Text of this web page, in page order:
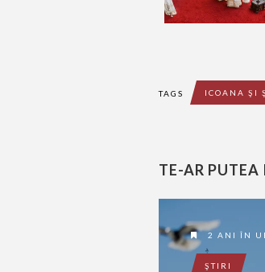
TAGS ICOANA ŞI
TE-AR PUTEA
2 ANI ÎN
ŞTIRI